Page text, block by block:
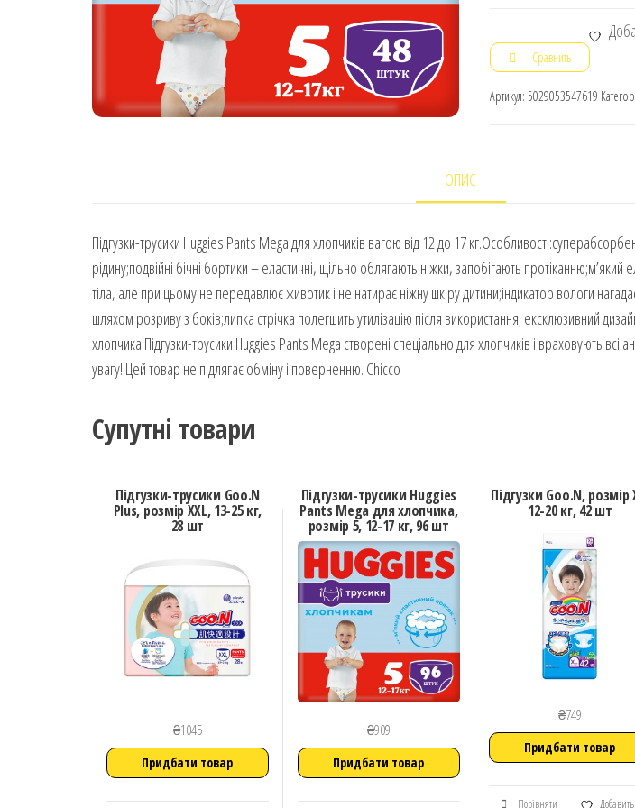
Сравнить
Артикул: 5029053547619
ОПИС
Підгузки-трусики Huggies Pants Mega для хлопчиків вагою від 12 до 17
рідину;подвійні бічні бортики – еластичні, щільно облягають ніжки, запобігають
тіла, але при цьому не передавлює животик і не натирає ніжну шкіру дитини;індикатор вологи
шляхом розриву з боків;липка стрічка полегшить утилізацію після використання; ексклюзивний
хлопчика.Підгузки-трусики Huggies Pants Mega створені спеціально для хлопчиків і враховують всі
увагу! Цей товар не підлягає обміну і поверненню. Chicco
Супутні товари
Підгузки-трусики Goo.N
Plus, розмір XXL, 13-25 кг,
28 шт
₴1045
Придбати товар
Підгузки-трусики Huggies
Pants Mega для хлопчика,
розмір 5, 12-17 кг, 96 шт
₴909
Придбати товар
Підгузки Goo.N, розмір
12-20 кг, 42 шт
₴749
Придбати товар
Порівняти